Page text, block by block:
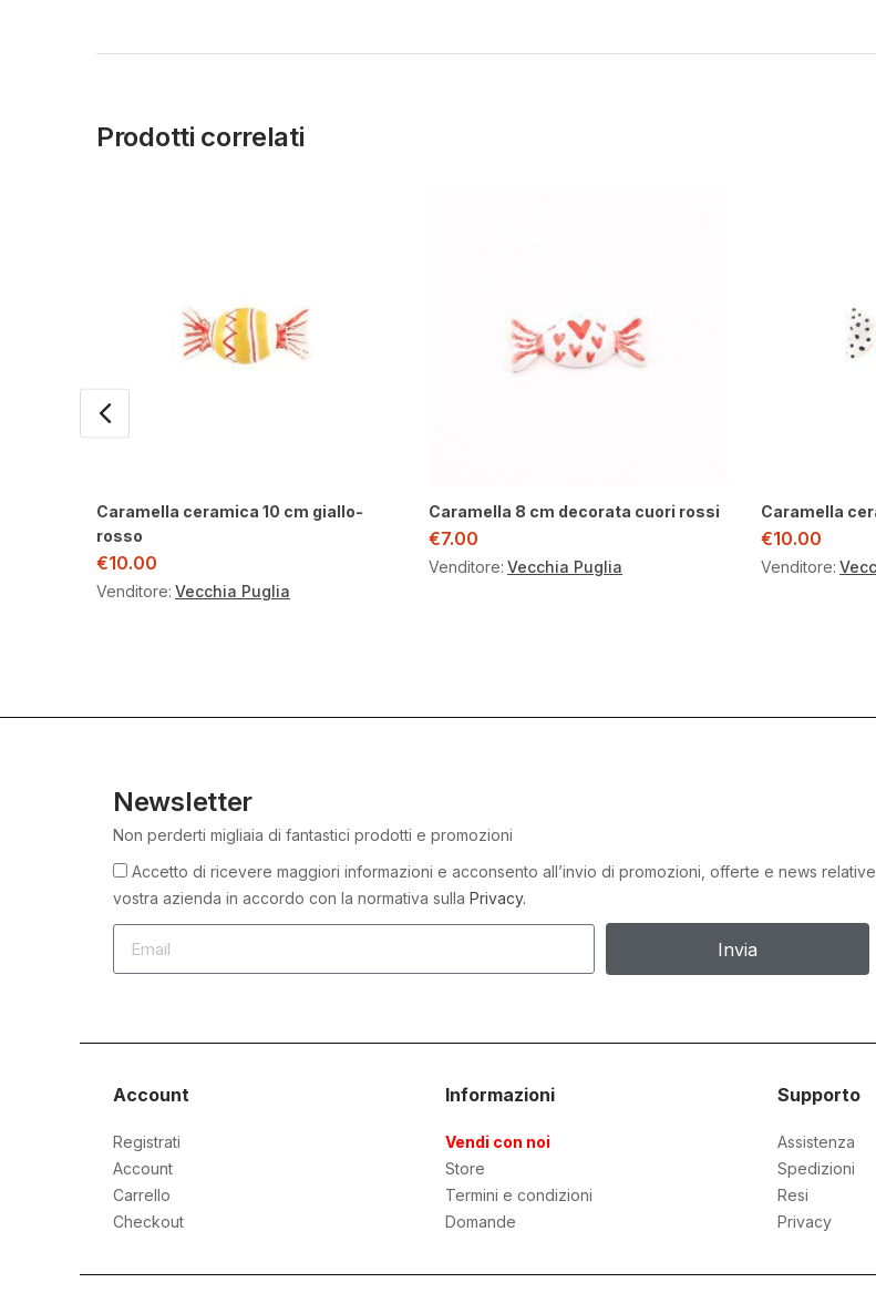
Prodotti correlati
Caramella ceramica 10 cm giallo-
rosso
€10.00
Venditore: Vecchia Puglia
Caramella 8 cm decorata cuori rossi
€7.00
Venditore: Vecchia Puglia
Caramella
€10.00
Venditore:
Newsletter
Non perderti migliaia di fantastici prodotti e promozioni
Accetto di ricevere maggiori informazioni e acconsento all’invio di promozioni, offerte e news
vostra azienda in accordo con la normativa sulla Privacy.
Invia
Account
Registrati
Account
Carrello
Checkout
Informazioni
Vendi con noi
Store
Termini e condizioni
Domande
Supporto
Assistenza
Spedizioni
Resi
Privacy